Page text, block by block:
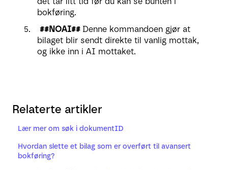
bokføring.
##NOAI## Denne kommandoen gjør at
bilaget blir sendt direkte til vanlig mottak,
og ikke inn i AI mottaket.
Relaterte artikler
Lær mer om søk i dokumentID
Hvordan slette et bilag som er overført til avansert
bokføring?